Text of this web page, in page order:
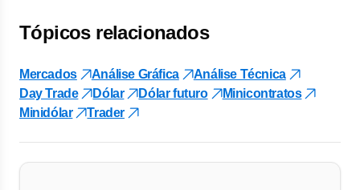
Tópicos relacionados
Mercados Análise Gráfica
Análise Técnica
Day Trade
Dólar Dólar futuro
Minicontratos
Minidólar
Trader